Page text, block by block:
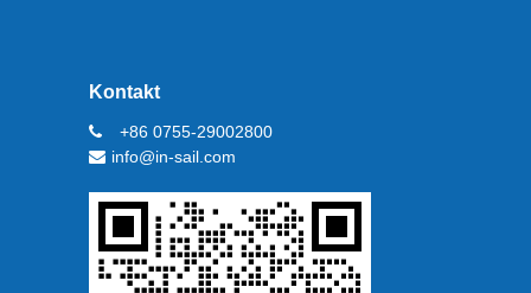
Kontakt
+86 0755-29002800
info@in-sail.com